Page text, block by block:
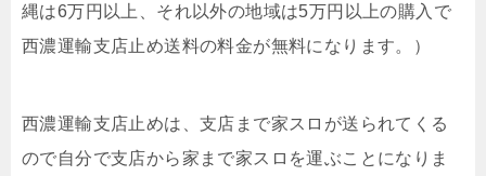
縄は6万円以上、それ以外の地域は5万円以上の購入で
西濃運輸支店止め送料の料金が無料になります。）
西濃運輸支店止めは、支店まで家スロが送られてくる
ので自分で支店から家まで家スロを運ぶことになりま